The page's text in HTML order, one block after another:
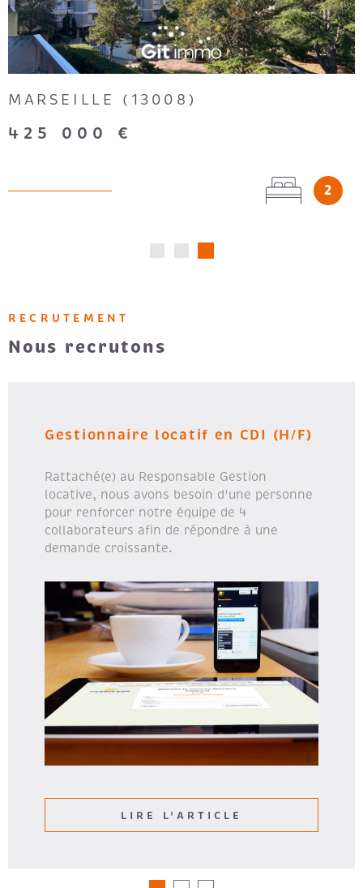
MARSEILLE (13008)
425 000 €
2
RECRUTEMENT
Nous recrutons
Gestionnaire locatif en CDI (H/F)
Rattaché(e) au Responsable Gestion
locative, nous avons besoin d'une personne
pour renforcer notre équipe de 4
collaborateurs afin de répondre à une
demande croissante.
LIRE L'ARTICLE